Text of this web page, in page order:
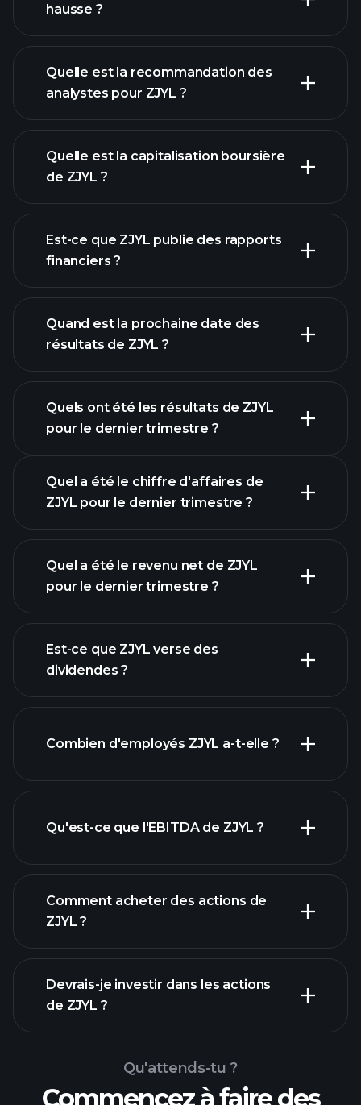
graphique avancé
hausse ?
graphique de
ZJYL
Quelle est la recommandation des
analystes pour ZJYL ?
Quelle est la capitalisation boursière
de ZJYL ?
notre
liste d'actions
Est-ce que ZJYL publie des rapports
financiers ?
finances de
ZJYL
Quand est la prochaine date des
résultats de ZJYL ?
Calendrier des résultats
Quels ont été les résultats de ZJYL
pour le dernier trimestre ?
les bénéfices de ZJYL
Quel a été le chiffre d'affaires de
ZJYL pour le dernier trimestre ?
financiers
Quel a été le revenu net de ZJYL
pour le dernier trimestre ?
Est-ce que ZJYL verse des
dividendes ?
actions à fort
Combien d'employés ZJYL a-t-elle ?
plus grands
Qu'est-ce que l'EBITDA de ZJYL ?
rapports
financiers
Comment acheter des actions de
ZJYL ?
Devrais-je investir dans les actions
de ZJYL ?
Qu'attends-tu ?
Commencez à faire des